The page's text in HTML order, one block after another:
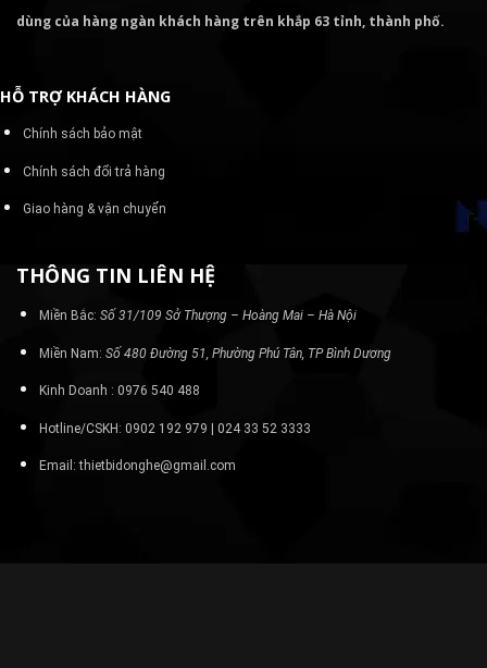
dùng của hàng ngàn khách hàng trên khắp 63 tỉnh, thành phố.
HỖ TRỢ KHÁCH HÀNG
Chính sách bảo mật
Chính sách đổi trả hàng
Giao hàng & vận chuyển
THÔNG TIN LIÊN HỆ
Miền Bắc: Số 31/109 Sở Thượng – Hoàng Mai – Hà Nội
Miền Nam: Số 480 Đường 51, Phường Phú Tân, TP Bình Dương
Kinh Doanh : 0976 540 488
Hotline/CSKH: 0902 192 979 | 024 33 52 3333
Email: thietbidonghe@gmail.com